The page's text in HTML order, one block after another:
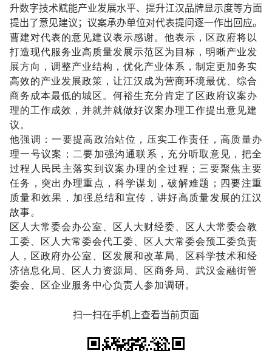
升数字技术赋能产业发展水平、提升江汉品牌显示度等方面
提出了意见建议；议案承办单位对代表提问逐一作出回应。
曹建对代表的意见建议表示感谢。他表示，区政府将以
打造现代服务业高质量发展示范区为目标，明晰产业发
展方向，调整产业结构，优化产业体系，制定更加务实
高效的产业发展政策，让江汉成为营商环境最优、综合
商务成本最低的城区。 何裕生充分肯定了区政府议案办
理的工作成效，并就并就做好议案办理工作提出意见建
议。
他强调：一要提高政治站位，压实工作责任，高质量办
理一号议案；二要加强沟通联系，充分听取意见，把全
过程人民民主落实到议案办理的全过程；三要聚焦主要
任务，突出办理重点，科学谋划，破解难题；四要注重
质量和效果，加强总结和宣传，讲好高质量发展的江汉
故事。
区人大常委会办公室、区人大财经委、区人大常委会教
工委、区人大常委会代工委、区人大常委会预工委负责
人，区政府办公室、区发展和改革局、区科学技术和经
济信息化局、区人力资源局、区商务局、武汉金融街管
委会、区企业服务中心负责人参加调研。
扫一扫在手机上查看当前页面